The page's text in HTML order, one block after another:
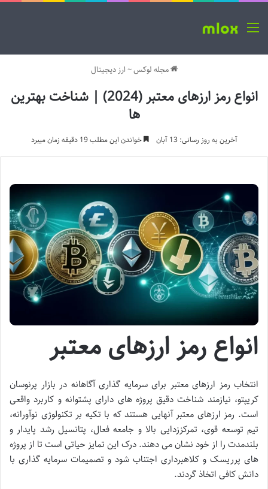
منو
مجله لوکس~ ارز دیجیتال
انواع رمز ارزهای معتبر (2024) | شناخت بهترین
ها
آخرین به روز رسانی: 13 آبان خواندن این مطلب 19 دقیقه زمان میبرد
انواع رمز ارزهای معتبر
انتخاب رمز ارزهای معتبر برای سرمایه گذاری آگاهانه در بازار پرنوسان
کریپتو، نیازمند شناخت دقیق پروژه های دارای پشتوانه و کاربرد واقعی
است. رمز ارزهای معتبر آنهایی هستند که با تکیه بر تکنولوژی نوآورانه،
تیم توسعه قوی، تمرکززدایی بالا و جامعه فعال، پتانسیل رشد پایدار و
بلندمدت را از خود نشان می دهند. درک این تمایز حیاتی است تا از پروژه
های پرریسک و کلاهبرداری اجتناب شود و تصمیمات سرمایه گذاری با
دانش کافی اتخاذ گردند.